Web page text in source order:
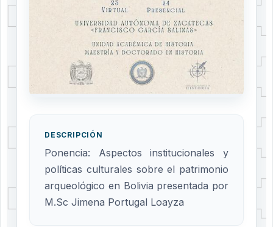
DESCRIPCIÓN
Ponencia: Aspectos institucionales y
políticas culturales sobre el patrimonio
arqueológico en Bolivia presentada por
M.Sc Jimena Portugal Loayza